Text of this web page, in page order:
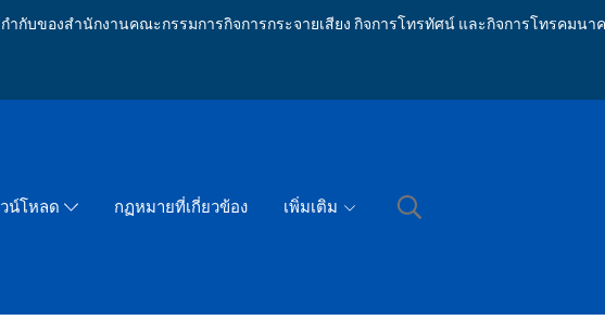
กับของสำนักงานคณะกรรมการกิจการกระจายเสียง กิจการโทรทัศน์ และกิจการโทรคมนา
น์โหลด กฏหมายที่เกี่ยวข้อง เพิ่มเติม